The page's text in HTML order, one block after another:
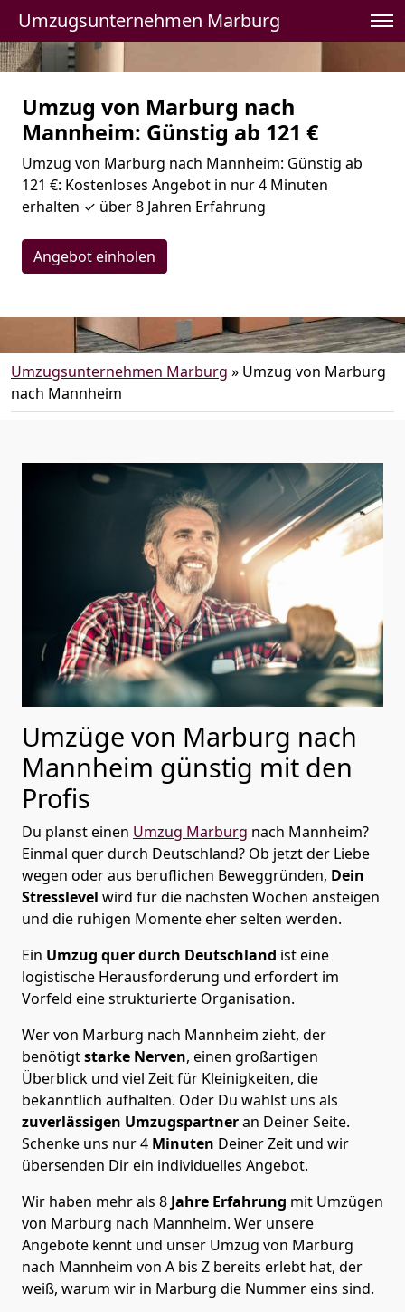
Umzugsunternehmen Marburg
Umzug von Marburg nach
Mannheim: Günstig ab 121 €
Umzug von Marburg nach Mannheim: Günstig ab
121 €: Kostenloses Angebot in nur 4 Minuten
erhalten ✓ über 8 Jahren Erfahrung
Angebot einholen
Umzugsunternehmen Marburg » Umzug von Marburg
nach Mannheim
Umzüge von Marburg nach
Mannheim günstig mit den
Profis
Du planst einen Umzug Marburg nach Mannheim?
Einmal quer durch Deutschland? Ob jetzt der Liebe
wegen oder aus beruflichen Beweggründen, Dein
Stresslevel wird für die nächsten Wochen ansteigen
und die ruhigen Momente eher selten werden.
Ein Umzug quer durch Deutschland ist eine
logistische Herausforderung und erfordert im
Vorfeld eine strukturierte Organisation.
Wer von Marburg nach Mannheim zieht, der
benötigtstarke Nerven, einen großartigen
Überblick und viel Zeit für Kleinigkeiten, die
bekanntlich aufhalten. Oder Du wählst uns als
zuverlässigen Umzugspartneran Deiner Seite.
Schenke uns nur4 Minuten Deiner Zeit und wir
übersenden Dir ein individuelles Angebot.
Wir haben mehr als 8 Jahre Erfahrung mit Umzügen
von Marburg nach Mannheim. Wer unsere
Angebote kennt und unser Umzug von Marburg
nach Mannheim von A bis Z bereits erlebt hat, der
weiß, warum wir in Marburg die Nummer eins sind.